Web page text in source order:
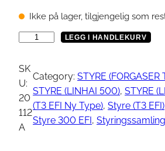
Ikke på lager, tilgjengelig som
L
D
E
R
,
LEGG I HANDLEKURV
SK
U:
20
112
A
Category:STYRE
STYRE (LINHAI 500), STYRE
(T3 EFI Ny Type), Styre (T3 EFI)
Styre 300 EFI, Styringssamling